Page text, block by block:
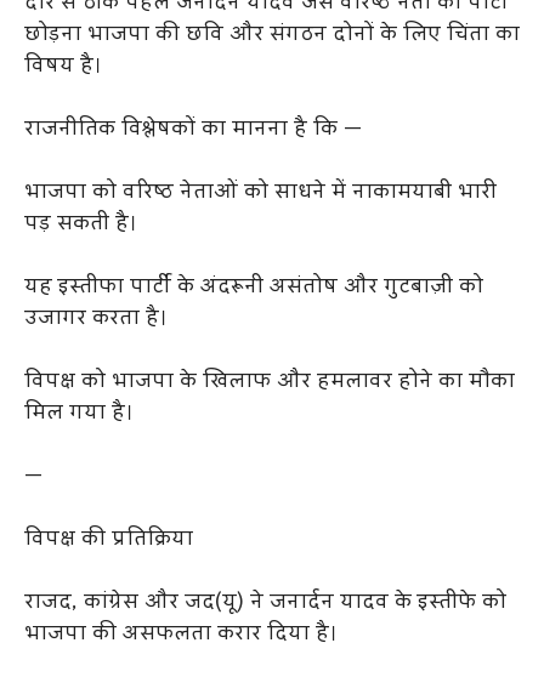
छोड़ना भाजपा की छवि और संगठन दोनों के लिए चिंता का
विषय है।
राजनीतिक विश्लेषकों का मानना है कि —
भाजपा को वरिष्ठ नेताओं को साधने में नाकामयाबी भारी
पड़ सकती है।
यह इस्तीफा पार्टी के अंदरूनी असंतोष और गुटबाज़ी को
उजागर करता है।
विपक्ष को भाजपा के खिलाफ और हमलावर होने का मौका
मिल गया है।
—
विपक्ष की प्रतिक्रिया
राजद, कांग्रेस और जद(यू) ने जनार्दन यादव के इस्तीफे को
भाजपा की असफलता करार दिया है।